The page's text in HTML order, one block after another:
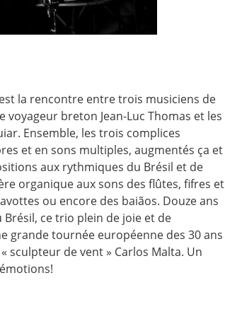
la rencontre entre trois musiciens de
voyageur breton Jean-Luc Thomas et les
Ensemble, les trois complices
et en sons multiples, augmentés ça et
aux rythmiques du Brésil et de
organique aux sons des flûtes, fifres et
ou encore des baiãos. Douze ans
ce trio plein de joie et de
grande tournée européenne des 30 ans
sculpteur de vent » Carlos Malta. Un